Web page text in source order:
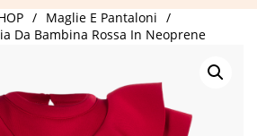
/ Maglie E Pantaloni /
Da Bambina Rossa In Neoprene